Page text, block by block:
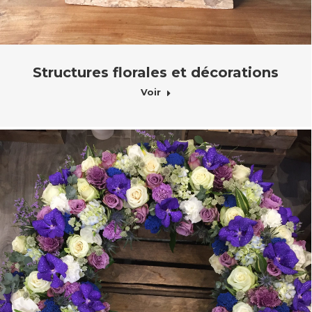
Structures florales et décorations
Voir